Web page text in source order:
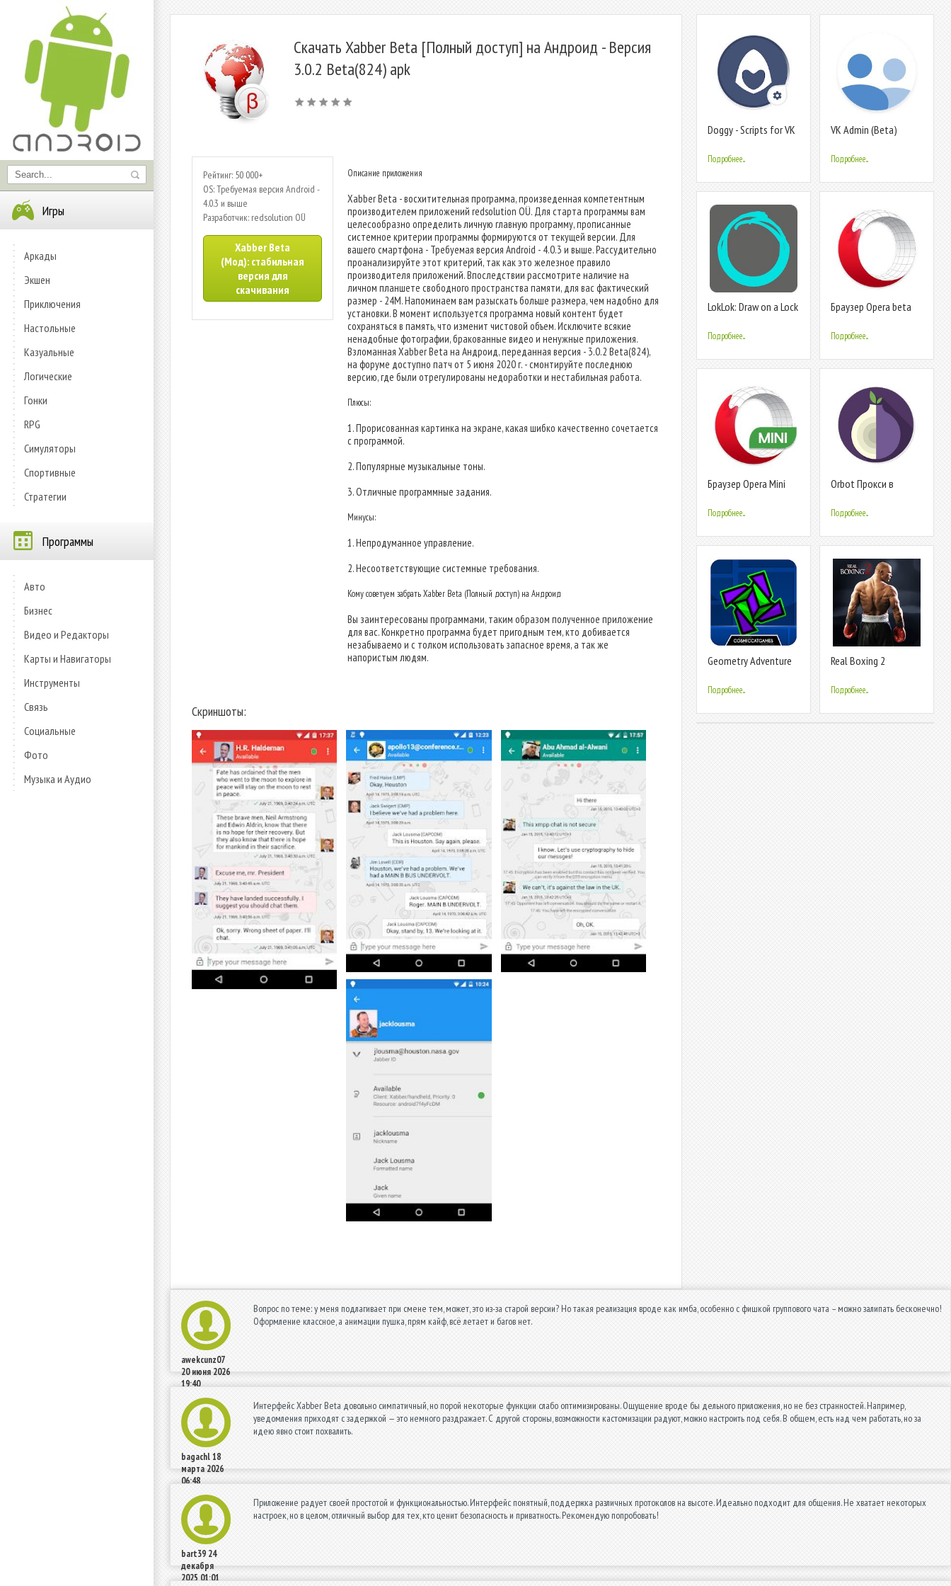
Игры
Аркады
Экшен
Приключения
Настольные
Казуальные
Логические
Гонки
RPG
Симуляторы
Спортивные
Стратегии
Программы
Авто
Бизнес
Видео и Редакторы
Карты и Навигаторы
Инструменты
Связь
Социальные
Фото
Музыка и Аудио
Скачать Xabber Beta [Полный доступ] на Андроид - Версия
3.0.2 Beta(824) apk
Рейтинг: 50 000+
OS: Требуемая версия Android -
4.0.3 и выше
Разработчик: redsolution OÜ
Xabber Beta
(Мод): стабильная
версия для
скачивания
Описание приложения
Xabber Beta - восхитительная программа, произведенная компетентным
производителем приложений redsolution OÜ. Для старта программы вам
целесообразно определить личную главную программу, прописанные
системное критерии программы формируются от текущей версии. Для
вашего смартфона - Требуемая версия Android - 4.0.3 и выше. Рассудительно
проанализируйте этот критерий, так как это железное правило
производителя приложений. Впоследствии рассмотрите наличие на
личном планшете свободного пространства памяти, для вас фактический
размер - 24M. Напоминаем вам разыскать больше размера, чем надобно для
установки. В момент используется программа новый контент будет
сохраняться в память, что изменит чистовой объем. Исключите всякие
ненадобные фотографии, бракованные видео и ненужные приложения.
Взломанная Xabber Beta на Андроид, переданная версия - 3.0.2 Beta(824),
на форуме доступно патч от 5 июня 2020 г. - смонтируйте последнюю
версию, где были отрегулированы недоработки и нестабильная работа.
Плюсы:
1. Прорисованная картинка на экране, какая шибко качественно сочетается
с программой.
2. Популярные музыкальные тоны.
3. Отличные программные задания.
Минусы:
1. Непродуманное управление.
2. Несоответствующие системные требования.
Кому советуем забрать Xabber Beta (Полный доступ) на Андроид
Вы заинтересованы программами, таким образом полученное приложение
для вас. Конкретно программа будет пригодным тем, кто добивается
незабываемо и с толком использовать запасное время, а так же
напористым людям.
Скриншоты:
Doggy - Scripts for VK
Подробнее...
VK Admin (Beta)
Подробнее...
LokLok: Draw on a Lock
Подробнее...
Браузер Opera beta
Подробнее...
Браузер Opera Mini
Подробнее...
Orbot Прокси в
Подробнее...
Geometry Adventure
Подробнее...
Real Boxing 2
Подробнее...
awekcunz07
20 июня 2026
19:40
Вопрос по теме: у меня подлагивает при смене тем, может, это из-за старой версии? Но такая реализация вроде как имба, особенно с фишкой группового чата – можно залипать бесконечно!
Оформление классное, а анимации пушка, прям кайф, всё летает и багов нет.
bagachl18
марта 2026
06:48
Интерфейс Xabber Beta довольно симпатичный, но порой некоторые функции слабо оптимизированы. Ощущение вроде бы дельного приложения, но не без странностей. Например,
уведомления приходят с задержкой — это немного раздражает. С другой стороны, возможности кастомизации радуют, можно настроить под себя. В общем, есть над чем работать, но за
идею явно стоит похвалить.
bart39 24
декабря
2025 01:01
Приложение радует своей простотой и функциональностью. Интерфейс понятный, поддержка различных протоколов на высоте. Идеально подходит для общения. Не хватает некоторых
настроек, но в целом, отличный выбор для тех, кто ценит безопасность и приватность. Рекомендую попробовать!